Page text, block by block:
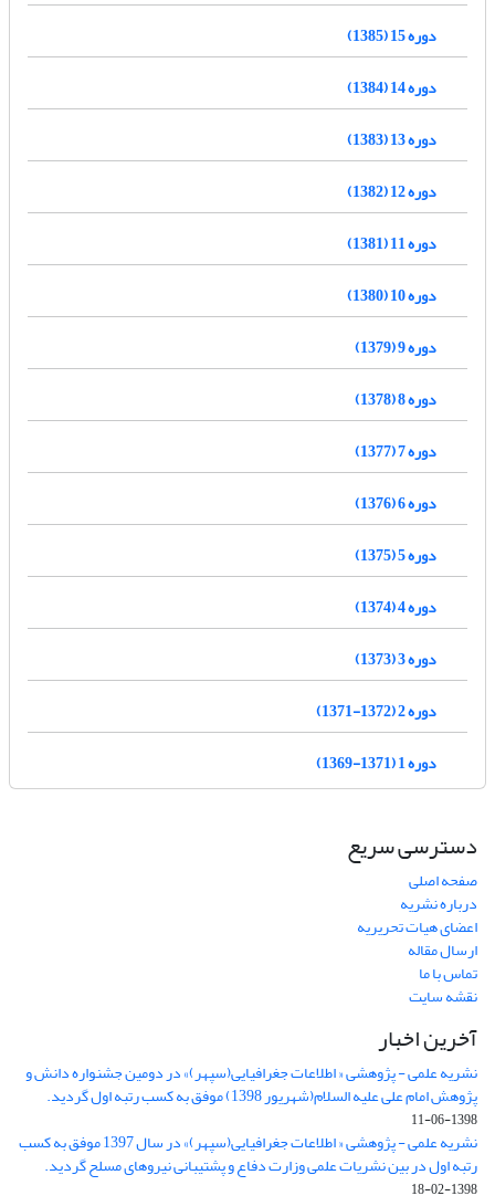
دوره 15 (1385)
دوره 14 (1384)
دوره 13 (1383)
دوره 12 (1382)
دوره 11 (1381)
دوره 10 (1380)
دوره 9 (1379)
دوره 8 (1378)
دوره 7 (1377)
دوره 6 (1376)
دوره 5 (1375)
دوره 4 (1374)
دوره 3 (1373)
دوره 2 (1372-1371)
دوره 1 (1371-1369)
دسترسی سریع
صفحه اصلی
درباره نشریه
اعضای هیات تحریریه
ارسال مقاله
تماس با ما
نقشه سایت
آخرین اخبار
نشریه علمی - پژوهشی « اطلاعات جغرافیایی(سپهر)» در دومین جشنواره دانش و
پژوهش امام علی علیه السلام(شهریور 1398) موفق به کسب رتبه اول گردید.
1398-06-11
نشریه علمی - پژوهشی « اطلاعات جغرافیایی(سپهر)» در سال 1397 موفق به کسب
رتبه اول در بین نشریات علمی وزارت دفاع و پشتیبانی نیروهای مسلح گردید.
1398-02-18